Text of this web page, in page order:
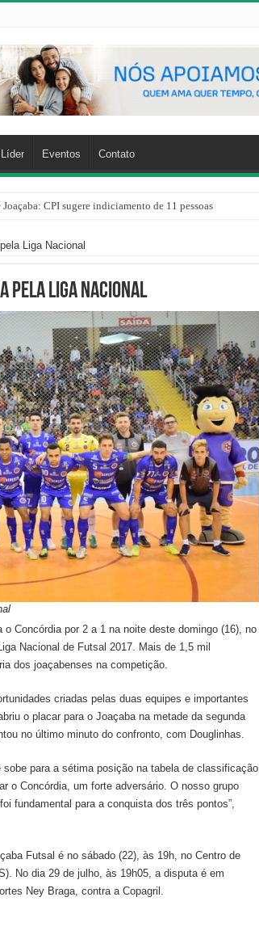
Eventos Contato
CPI sugere indiciamento de 11 pessoas
Liga Nacional
pela Liga Nacional
Concórdia por 2 a 1 na noite deste domingo (16), no
Nacional de Futsal 2017. Mais de 1,5 mil
dos joaçabenses na competição.
criadas pelas duas equipes e importantes
o placar para o Joaçaba na metade da segunda
no último minuto do confronto, com Douglinhas.
para a sétima posição na tabela de classificação
o Concórdia, um forte adversário. O nosso grupo
fundamental para a conquista dos três pontos”,
Futsal é no sábado (22), às 19h, no Centro de
No dia 29 de julho, às 19h05, a disputa é em
Ney Braga, contra a Copagril.